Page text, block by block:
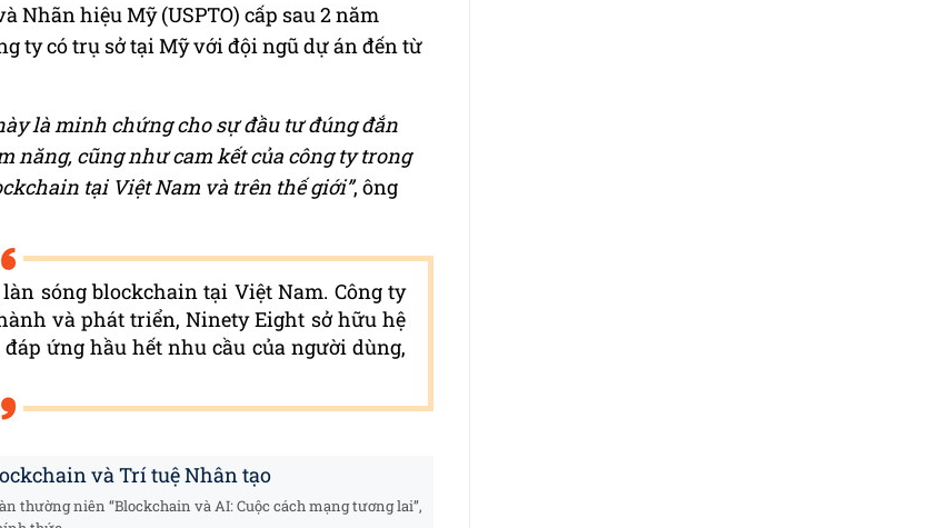
Nhãn hiệu Mỹ (USPTO) cấp sau 2 năm
ty có trụ sở tại Mỹ với đội ngũ dự án đến từ
là minh chứng cho sự đầu tư đúng đắn
năng, cũng như cam kết của công ty trong
tại Việt Nam và trên thế giới”, ông
sóng blockchain tại Việt Nam. Công ty
và phát triển, Ninety Eight sở hữu hệ
ứng hầu hết nhu cầu của người dùng,
và Trí tuệ Nhân tạo
thường niên “Blockchain và AI: Cuộc cách mạng tương lai”,